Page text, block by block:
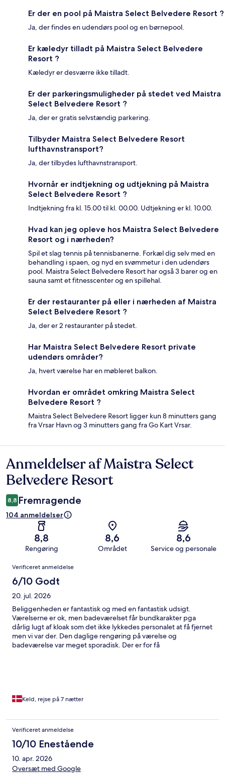
Er der en pool på Maistra Select Belvedere Resort ?
Ja, der findes en udendørs pool og en børnepool.
Er kæledyr tilladt på Maistra Select Belvedere
Resort ?
Kæledyr er desværre ikke tilladt.
Er der parkeringsmuligheder på stedet ved Maistra
Select Belvedere Resort ?
Ja, der er gratis selvstændig parkering.
Tilbyder Maistra Select Belvedere Resort
lufthavnstransport?
Ja, der tilbydes lufthavnstransport.
Hvornår er indtjekning og udtjekning på Maistra
Select Belvedere Resort ?
Indtjekning fra kl. 15.00 til kl. 00.00. Udtjekning er kl. 10.00.
Hvad kan jeg opleve hos Maistra Select Belvedere
Resort og i nærheden?
Spil et slag tennis på tennisbanerne. Forkæl dig selv med en
behandling i spaen, og nyd en svømmetur i den udendørs
pool. Maistra Select Belvedere Resort har også 3 barer og en
sauna samt et fitnesscenter og en spillehal.
Er der restauranter på eller i nærheden af Maistra
Select Belvedere Resort ?
Ja, der er 2 restauranter på stedet.
Har Maistra Select Belvedere Resort private
udendørs områder?
Ja, hvert værelse har en møbleret balkon.
Hvordan er området omkring Maistra Select
Belvedere Resort ?
Maistra Select Belvedere Resort ligger kun 8 minutters gang
fra Vrsar Havn og 3 minutters gang fra Go Kart Vrsar.
Anmeldelser
Anmeldelser af Maistra Select
Belvedere Resort
8,8 Fremragende
104 anmeldelser
8,8
Rengøring
8,6
Området
8,6
Service og personale
Anmeldelser
Verificeret anmeldelse
6/10 Godt
20. jul. 2026
Beliggenheden er fantastisk og med en fantastisk udsigt.
Værelserne er ok, men badeværelset får bundkarakter pga
dårlig lugt af kloak som det ikke lykkedes personalet at få fjernet
men vi var der. Den daglige rengøring på værelse og
badeværelse var meget sporadisk. Der er for få
og personale
Keld, rejse på 7 nætter
Verificeret anmeldelse
10/10 Enestående
10. apr. 2026
Oversæt med Google